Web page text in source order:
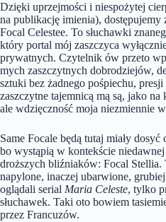
Dzięki uprzejmości i niespożytej
na publikację imienia),
Focal Celestee. To słuchawki
który portal mój zaszczyca
prywatnych. Czytelnik ów przeto
mych zaszczytnych dobrodziejów,
sztuki bez żadnego pośpiechu,
zaszczytne tajemnicą mą są, jako
ale wdzięczność moja niezmiennie
Same Focale będą tutaj miały
bo wystąpią w kontekście
droższych bliźniaków: Focal Stellia.
napylone, inaczej ubarwione,
oglądali serial Maria Celeste, tylko
słuchawek. Taki oto bowiem
przez Francuzów.